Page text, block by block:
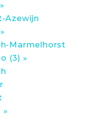
Azewijn
Marmelhorst
(3) »
»